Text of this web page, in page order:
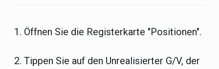
1. Öffnen Sie die Registerkarte "Positionen".
2. Tippen Sie auf den Unrealisierter G/V, der